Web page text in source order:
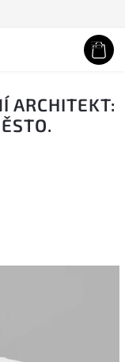
Hledat
ARCHITEKT: